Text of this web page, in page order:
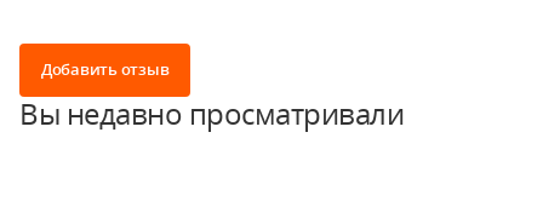
Добавить отзыв
Вы недавно просматривали